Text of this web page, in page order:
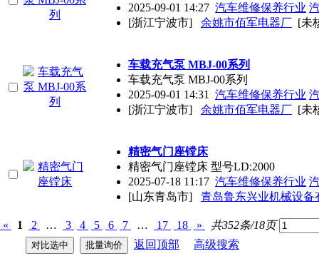
2025-09-01 14:27 汽车维修保养行业
[浙江宁波市]
余姚市佰军电器厂 [未
车载充气泵 MBJ-00系列
车载充气泵 MBJ-00系列
2025-09-01 14:31 汽车维修保养行业
[浙江宁波市]
余姚市佰军电器厂 [未
精密气门座镗床
精密气门座镗床 型号LD:2000
2025-07-18 11:17 汽车维修保养行业
[山东青岛市]
青岛鲁东兴业机械设备
« 1 2 … 3 4 5 6 7 … 17 18 »
共352条/18页
返回顶部
高级搜索